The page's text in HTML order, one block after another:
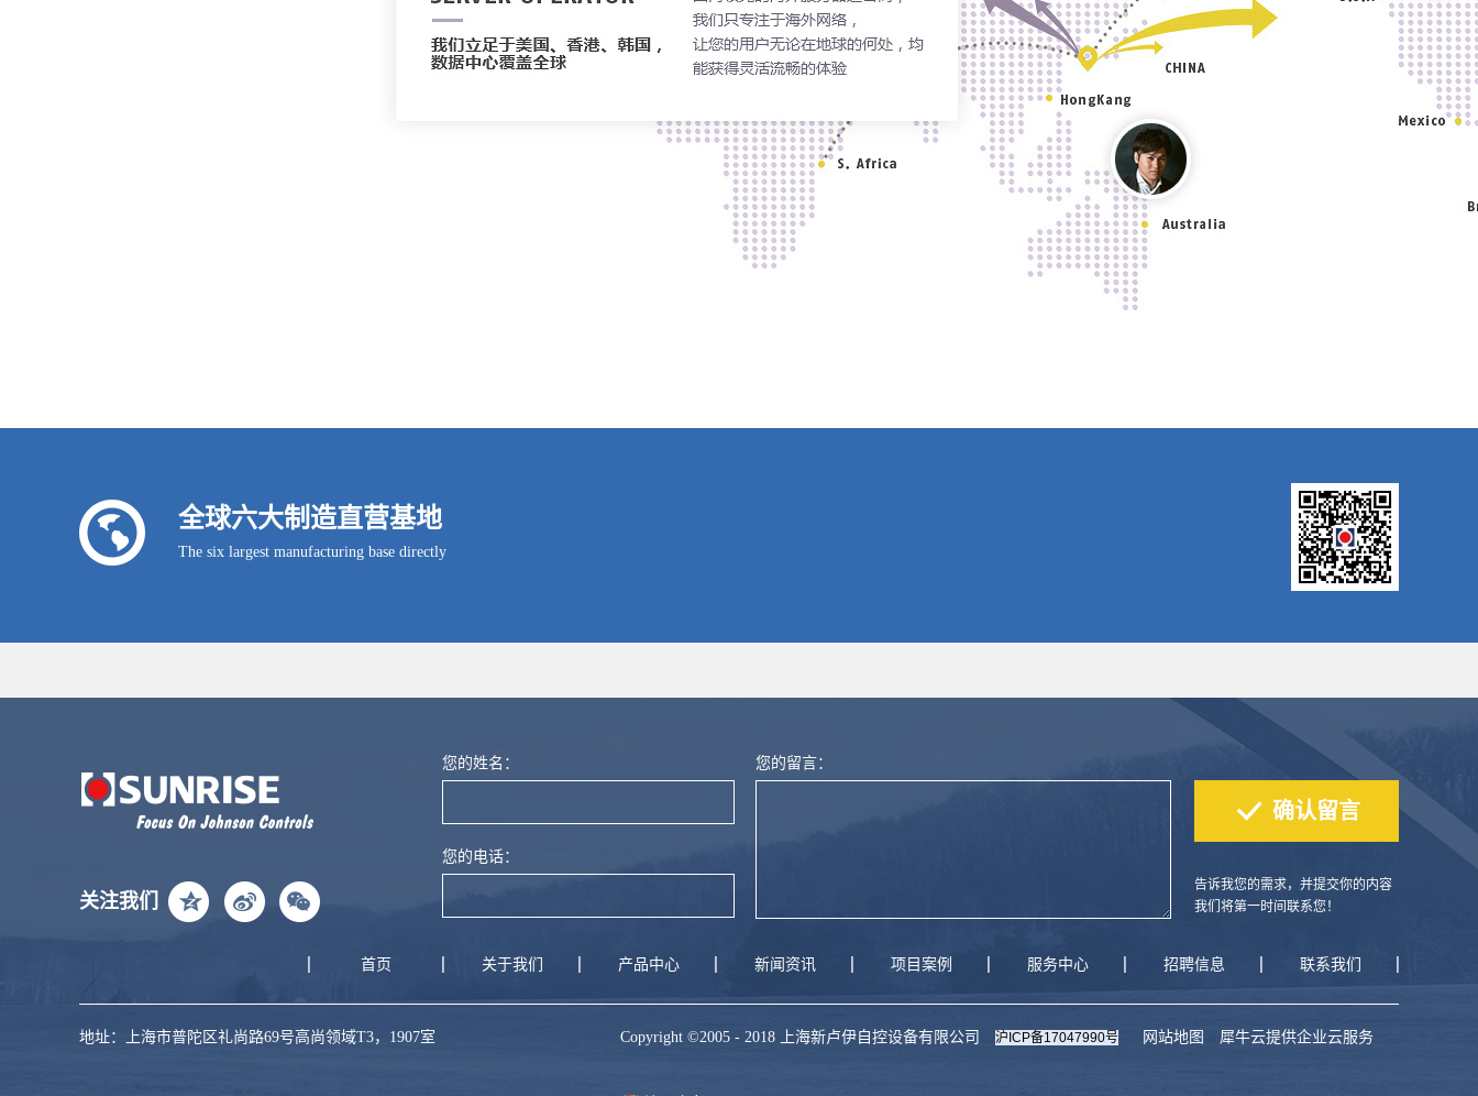
全球六大制造直营基地
The six largest manufacturing base directly
您的姓名：
您的电话：
您的留言：
告诉我您的需求，并提交你的内容
我们将第一时间联系您！
关注我们
首页 关于我们 产品中心 新闻资讯 项目案例 服务中心 招聘信息 联系我们
地址：上海市普陀区礼尚路69号高尚领域T3，1907室 Copyright ©2005 - 2018 上海新卢伊自控设备有限公司 沪ICP备17047990号 网站地图 犀牛云提供企业云服务